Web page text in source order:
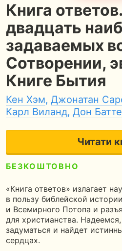
Книга
двадцать
задаваемых
Сотворении,
Книге Бытия
Кен Хэм, Джонатан
Карл Виланд, Дон
Читати
БЕЗКОШТОВНО
«Книга ответов» излагает
в пользу библейской
и Всемирного Потопа и
для христианства.
задуматься и найдет
сердцах.